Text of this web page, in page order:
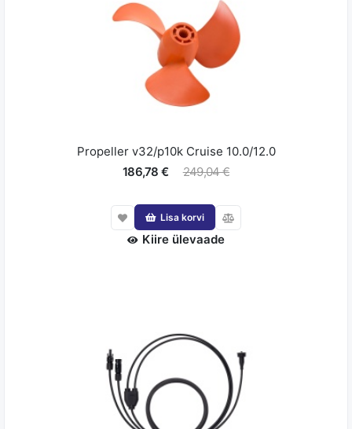
Propeller v32/p10k Cruise 10.0/12.0
186,78 €
249,04 €
Lisa korvi
Kiire ülevaade